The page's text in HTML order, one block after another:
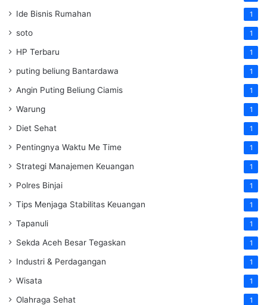
Ide Bisnis Rumahan 1
soto 1
HP Terbaru 1
puting beliung Bantardawa 1
Angin Puting Beliung Ciamis 1
Warung 1
Diet Sehat 1
Pentingnya Waktu Me Time 1
Strategi Manajemen Keuangan 1
Polres Binjai 1
Tips Menjaga Stabilitas Keuangan 1
Tapanuli 1
Sekda Aceh Besar Tegaskan 1
Industri & Perdagangan 1
Wisata 1
Olahraga Sehat 1